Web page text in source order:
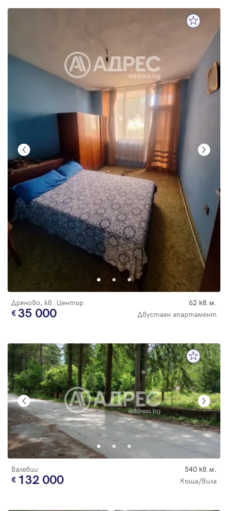
Дряново, кв. Център 62 кв.м.
35 000 Двустаен апартамент
Валевци 540 кв.м.
132 000 Къща/Вила